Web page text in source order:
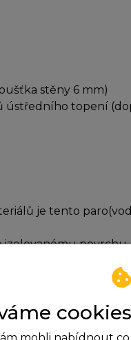
stěny 6 mm)
topení
je tento
(nožem) a
teplotní
mohli nabídnout